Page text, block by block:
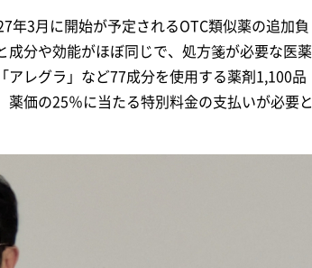
年3月に開始が予定されるOTC類似薬の追加負
分や効能がほぼ同じで、処方箋が必要な医薬
レグラ」など77成分を使用する薬剤1,100品
価の25％に当たる特別料金の支払いが必要と